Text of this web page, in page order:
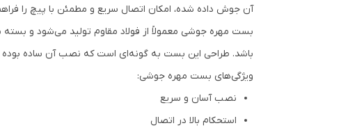
آن جوش داده شده، امکان اتصال سریع و مطمئن با پیچ را
بست مهره جوشی معمولاً از فولاد مقاوم تولید می‌شود و بسته
باشد. طراحی این بست به گونه‌ای است که نصب آن ساده
ویژگی‌های بست مهره جوشی:
نصب آسان و سریع
استحکام بالا در اتصال